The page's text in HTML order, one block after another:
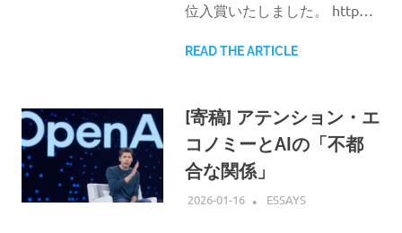
位入賞いたしました。 http…
READ THE ARTICLE
[寄稿] アテンション・エ
コノミーとAIの「不都
合な関係」
2026-01-16 ATSUSHI UDAGAWA
ESSAYS